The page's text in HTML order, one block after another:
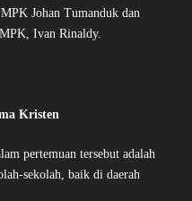
Johan Tumanduk dan
Ivan Rinaldy.
Kristen
pertemuan tersebut adalah
sekolah, baik di daerah